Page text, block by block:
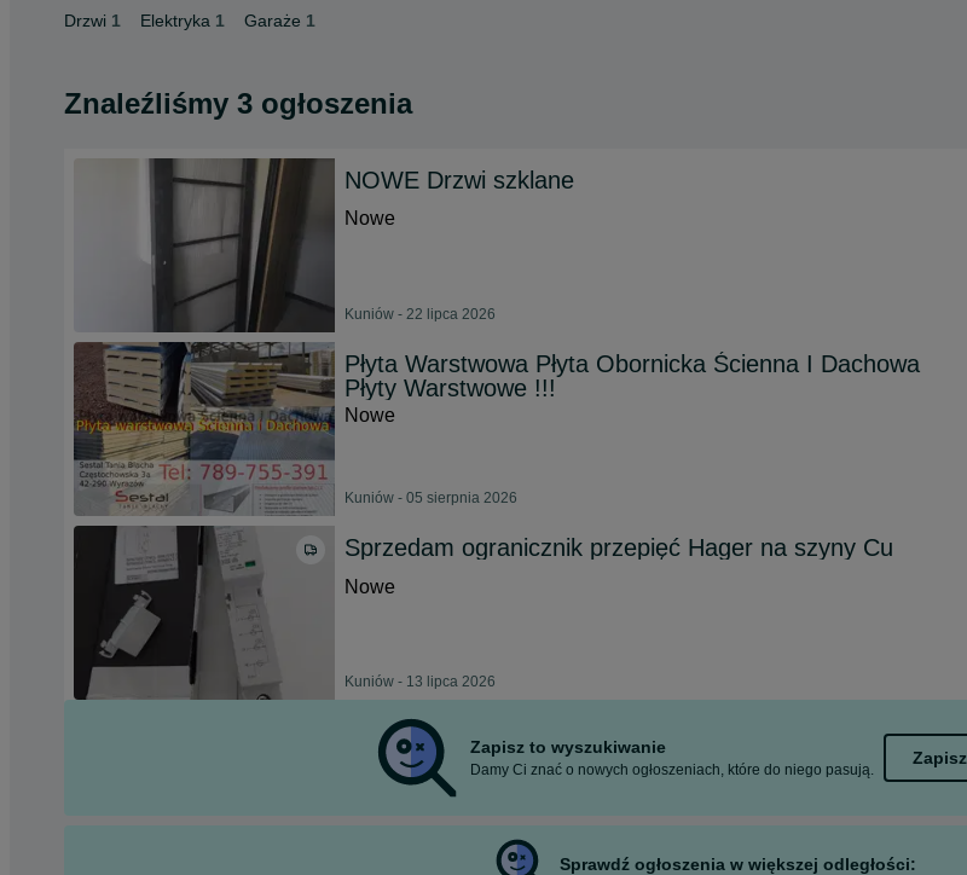
Drzwi 1 Elektryka 1 Garaże 1
Znaleźliśmy 3 ogłoszenia
NOWE Drzwi szklane
Nowe
Kuniów - 22 lipca 2026
Płyta Warstwowa Płyta Obornicka Ścienna I Dachowa
Płyty Warstwowe !!!
Nowe
Kuniów - 05 sierpnia 2026
Sprzedam ogranicznik przepięć Hager na szyny Cu
Nowe
Kuniów - 13 lipca 2026
Zapisz to wyszukiwanie
Damy Ci znać o nowych ogłoszeniach, które do niego pasują.
Zapisz
Sprawdź ogłoszenia w większej odległości: